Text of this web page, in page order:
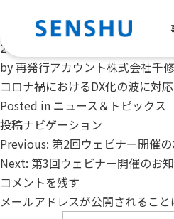
Posted on
2021/05/06
by再発行アカウント株式会社千修
コロナ禍におけるDX化の波に対
Posted in ニュース＆トピックス
投稿ナビゲーション
Previous: 第2回ウェビナー開催
Next: 第3回ウェビナー開催のお
コメントを残す
メールアドレスが公開されること